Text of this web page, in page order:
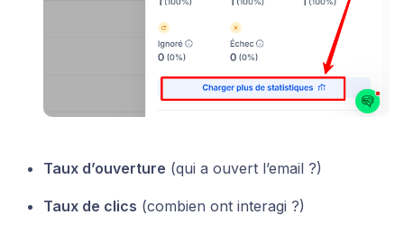
Taux d’ouverture (qui a ouvert l’email ?)
Taux de clics (combien ont interagi ?)